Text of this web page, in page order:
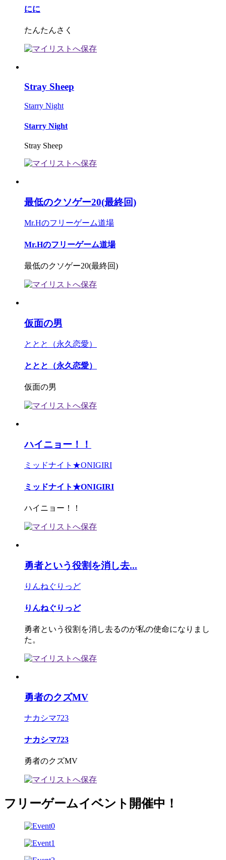
にに
たんたんさく
Stray Sheep
Starry Night
Starry Night
Stray Sheep
最低のクソゲー20(最終回)
Mr.Hのフリーゲーム道場
Mr.Hのフリーゲーム道場
最低のクソゲー20(最終回)
仮面の男
ととと（永久恋愛）
ととと（永久恋愛）
仮面の男
ハイニョー！！
ミッドナイト★ONIGIRI
ミッドナイト★ONIGIRI
ハイニョー！！
勇者という役割を消し去...
りんねぐりっど
りんねぐりっど
勇者という役割を消し去るのが私の使命になりまし
た。
勇者のクズMV
ナカシマ723
ナカシマ723
勇者のクズMV
フリーゲームイベント開催中！